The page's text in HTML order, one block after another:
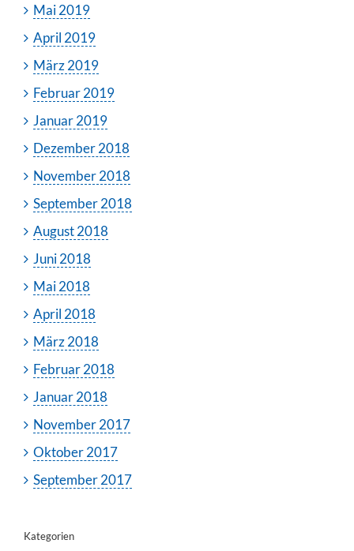
Mai 2019
April 2019
März 2019
Februar 2019
Januar 2019
Dezember 2018
November 2018
September 2018
August 2018
Juni 2018
Mai 2018
April 2018
März 2018
Februar 2018
Januar 2018
November 2017
Oktober 2017
September 2017
Kategorien